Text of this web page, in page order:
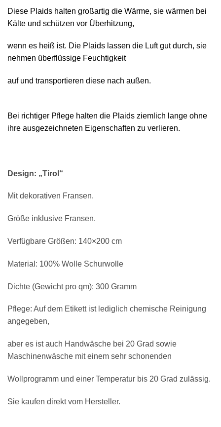
Diese Plaids halten großartig die Wärme, sie wärmen bei
Kälte und schützen vor Überhitzung,
wenn es heiß ist. Die Plaids lassen die Luft gut durch, sie
nehmen überflüssige Feuchtigkeit
auf und transportieren diese nach außen.
Bei richtiger Pflege halten die Plaids ziemlich lange ohne
ihre ausgezeichneten Eigenschaften zu verlieren.
Design: „Tirol“
Mit dekorativen Fransen.
Größe inklusive Fransen.
Verfügbare Größen: 140×200 cm
Material: 100% Wolle Schurwolle
Dichte (Gewicht pro qm): 300 Gramm
Pflege: Auf dem Etikett ist lediglich chemische Reinigung
angegeben,
aber es ist auch Handwäsche bei 20 Grad sowie
Maschinenwäsche mit einem sehr schonenden
Wollprogramm und einer Temperatur bis 20 Grad zulässig.
Sie kaufen direkt vom Hersteller.